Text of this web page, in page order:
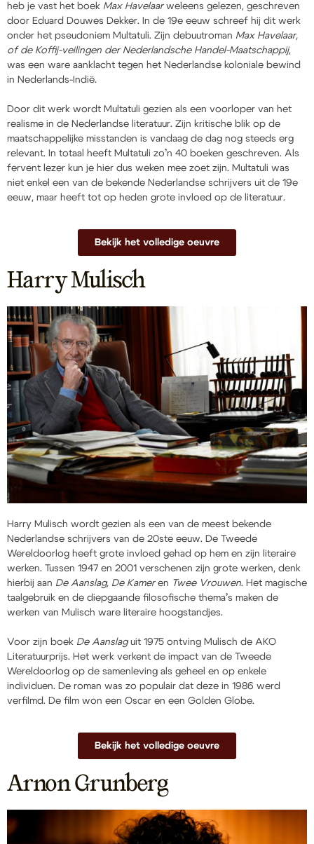
heb je vast het boek Max Havelaarweleens gelezen, geschreven
door Eduard Douwes Dekker. In de 19e eeuw schreef hij dit werk
onder het pseudoniem Multatuli. Zijn debuutroman Max Havelaar,
of de Koffij-veilingen der Nederlandsche Handel-Maatschappij,
was een ware aanklacht tegen het Nederlandse koloniale bewind
in Nederlands-Indië.
Door dit werk wordt Multatuli gezien als een voorloper van het
realisme in de Nederlandse literatuur. Zijn kritische blik op de
maatschappelijke misstanden is vandaag de dag nog steeds erg
relevant. In totaal heeft Multatuli zo’n 40 boeken geschreven. Als
fervent lezer kun je hier dus weken mee zoet zijn. Multatuli was
niet enkel een van de bekende Nederlandse schrijvers uit de 19e
eeuw, maar heeft tot op heden grote invloed op de literatuur.
Bekijk het volledige oeuvre
Harry Mulisch
Harry Mulisch wordt gezien als een van de meest bekende
Nederlandse schrijvers van de 20ste eeuw. De Tweede
Wereldoorlog heeft grote invloed gehad op hem en zijn literaire
werken. Tussen 1947 en 2001 verschenen zijn grote werken, denk
hierbij aan De Aanslag, De Kamer en Twee Vrouwen. Het magische
taalgebruik en de diepgaande filosofische thema’s maken de
werken van Mulisch ware literaire hoogstandjes.
Voor zijn boek De Aanslaguit 1975 ontving Mulisch de AKO
Literatuurprijs. Het werk verkent de impact van de Tweede
Wereldoorlog op de samenleving als geheel en op enkele
individuen. De roman was zo populair dat deze in 1986 werd
verfilmd. De film won een Oscar en een Golden Globe.
Bekijk het volledige oeuvre
Arnon Grunberg